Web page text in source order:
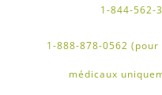
1-844-562-
1-888-878-0562
médicaux